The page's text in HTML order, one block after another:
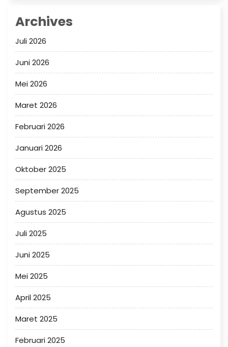
Archives
Juli 2026
Juni 2026
Mei 2026
Maret 2026
Februari 2026
Januari 2026
Oktober 2025
September 2025
Agustus 2025
Juli 2025
Juni 2025
Mei 2025
April 2025
Maret 2025
Februari 2025